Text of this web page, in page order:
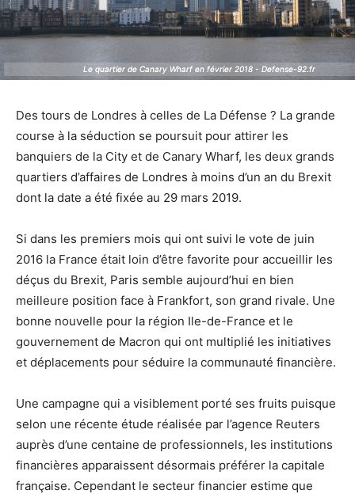
Le quartier de Canary Wharf en février 2018 - Defense-92.fr
Le quartier de Canary Wharf en février 2018 - Defense-92.fr
Des tours de Londres à celles de La Défense ? La grande
course à la séduction se poursuit pour attirer les
banquiers de la City et de Canary Wharf, les deux grands
quartiers d’affaires de Londres à moins d’un an du Brexit
dont la date a été fixée au 29 mars 2019.
Si dans les premiers mois qui ont suivi le vote de juin
2016 la France était loin d’être favorite pour accueillir les
déçus du Brexit, Paris semble aujourd’hui en bien
meilleure position face à Frankfort, son grand rivale. Une
bonne nouvelle pour la région Ile-de-France et le
gouvernement de Macron qui ont multiplié les initiatives
et déplacements pour séduire la communauté financière.
Une campagne qui a visiblement porté ses fruits puisque
selon une récente étude réalisée par l’agence Reuters
auprès d’une centaine de professionnels, les institutions
financières apparaissent désormais préférer la capitale
française. Cependant le secteur financier estime que